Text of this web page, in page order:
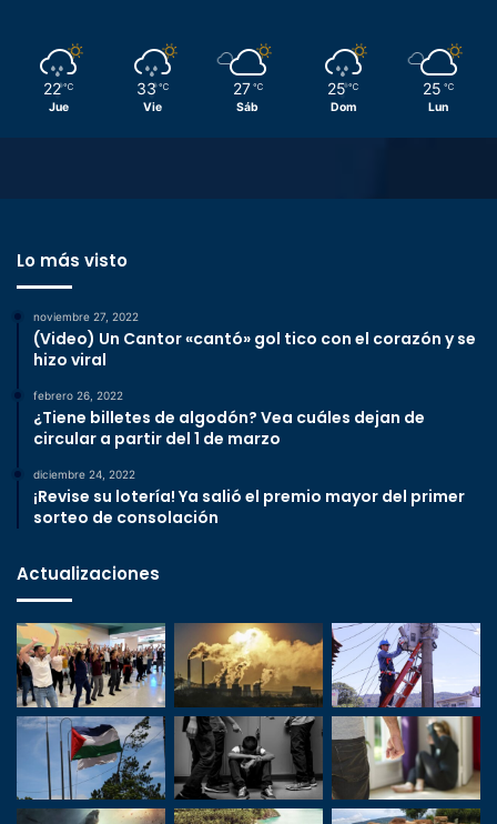
22 ℃
Jue
33 ℃
Vie
27 ℃
Sáb
25 ℃
Dom
25 ℃
Lun
Lo más visto
noviembre 27, 2022
(Video) Un Cantor «cantó» gol tico con el corazón y se
hizo viral
febrero 26, 2022
¿Tiene billetes de algodón? Vea cuáles dejan de
circular a partir del 1 de marzo
diciembre 24, 2022
¡Revise su lotería! Ya salió el premio mayor del primer
sorteo de consolación
Actualizaciones